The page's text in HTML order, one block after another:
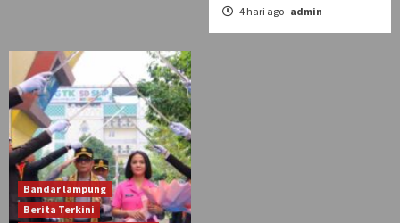
4 hari ago admin
Bandar lampung
Berita Terkini